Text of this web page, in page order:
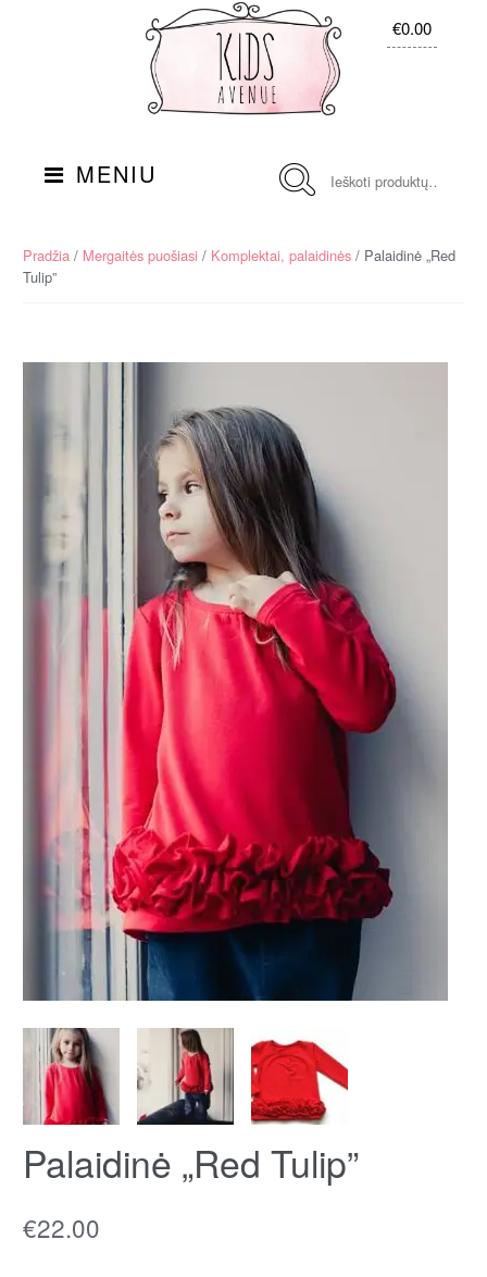
€0.00
MENIU
Pradžia/ Mergaitės puošiasi / Komplektai, palaidinės/ Palaidinė „Red
Tulip”
Palaidinė „Red Tulip”
€22.00